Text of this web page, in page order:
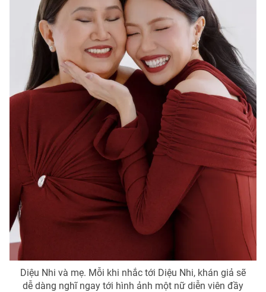
Diệu Nhi và mẹ. Mỗi khi nhắc tới Diệu Nhi, khán giả sẽ
dễ dàng nghĩ ngay tới hình ảnh một nữ diễn viên đầy